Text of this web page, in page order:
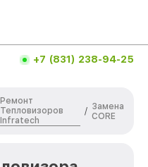
+7 (831) 238-94-25
Ремонт
Тепловизоров
Infratech
/ Замена
CORE